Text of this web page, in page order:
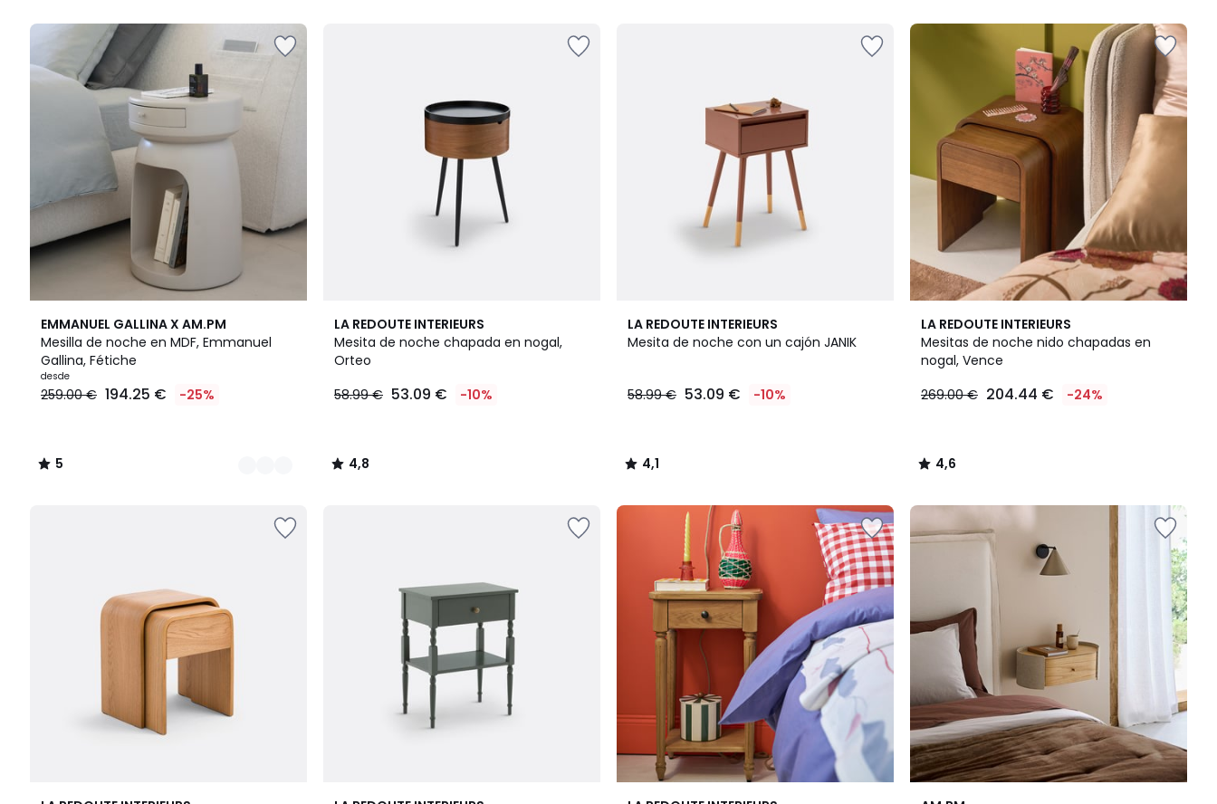
EMMANUEL GALLINA X AM.PM
Mesilla de noche en MDF, Emmanuel
Gallina, Fétiche
desde
259.00 € 194.25 € -25%
5
/
5
4
Colores
5
/
LA REDOUTE INTERIEURS
Mesita de noche chapada en nogal,
Orteo
58.99 € 53.09 € -10%
4,8
/ 5
4,8
/
LA REDOUTE INTERIEURS
Mesita de noche con un cajón JANIK
58.99 € 53.09 € -10%
4,1
/ 5
4,1
/
LA REDOUTE INTERIEURS
Mesitas de noche nido chapadas en
nogal, Vence
269.00 € 204.44 € -24%
4,6
/ 5
4,6
/